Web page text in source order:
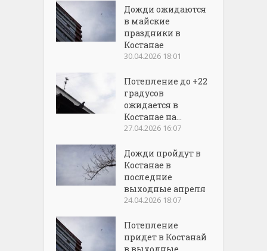
Дожди ожидаются
в майские
праздники в
Костанае
30.04.2026 18:01
Потепление до +22
градусов
ожидается в
Костанае на...
27.04.2026 16:07
Дожди пройдут в
Костанае в
последние
выходные апреля
24.04.2026 18:07
Потепление
придет в Костанай
в выходные